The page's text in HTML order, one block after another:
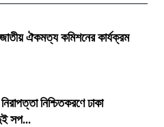
ঐকমত্য কমিশনের কার্যক্রম
নিশ্চিতকরণে ঢাকা
সপ...